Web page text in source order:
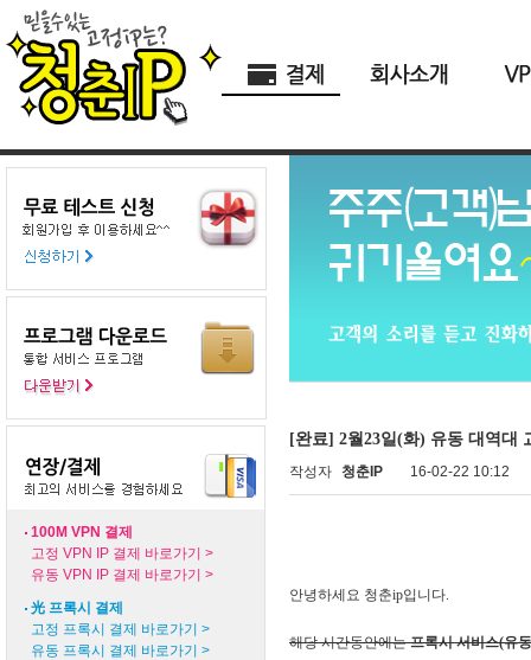
100M VPN 결제
고정 VPN IP 결제 바로가기 >
유동 VPN IP 결제 바로가기 >
光 프록시 결제
고정 프록시 결제 바로가기 >
유동 프록시 결제 바로가기 >
[완료] 2월23일(화) 유동 대역대
작성자 청춘IP 16-02-22 10:12
안녕하세요 청춘ip입니다.
해당 시간동안에는 프록시 서비스(유